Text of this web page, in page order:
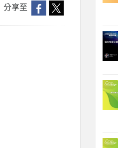
分享至